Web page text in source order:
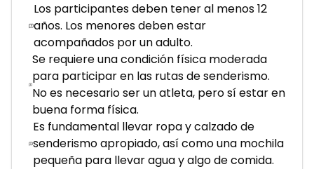
Los participantes deben tener al menos 12
años. Los menores deben estar
acompañados por un adulto.
Se requiere una condición física moderada
para participar en las rutas de senderismo.
No es necesario ser un atleta, pero sí estar en
buena forma física.
Es fundamental llevar ropa y calzado de
senderismo apropiado, así como una mochila
pequeña para llevar agua y algo de comida.